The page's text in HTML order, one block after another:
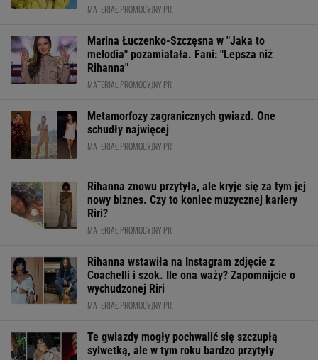
MATERIAŁ PROMOCYJNY PR
Marina Łuczenko-Szczęsna w "Jaka to
melodia" pozamiatała. Fani: "Lepsza niż
Rihanna"
MATERIAŁ PROMOCYJNY PR
Metamorfozy zagranicznych gwiazd. One
schudły najwięcej
MATERIAŁ PROMOCYJNY PR
Rihanna znowu przytyła, ale kryje się za tym jej
nowy biznes. Czy to koniec muzycznej kariery
Riri?
MATERIAŁ PROMOCYJNY PR
Rihanna wstawiła na Instagram zdjęcie z
Coachelli i szok. Ile ona waży? Zapomnijcie o
wychudzonej Riri
MATERIAŁ PROMOCYJNY PR
Te gwiazdy mogły pochwalić się szczupłą
sylwetką, ale w tym roku bardzo przytyły